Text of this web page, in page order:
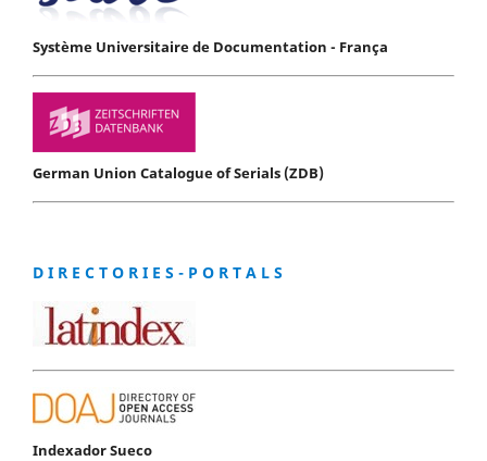
Système Universitaire de Documentation - França
German Union Catalogue of Serials (ZDB)
D I R E C T O R I E S - P O R T A L S
Indexador Sueco